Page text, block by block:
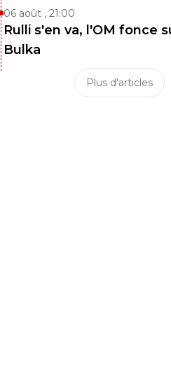
06 août , 21:00
Rulli s'en va, l'OM fonce
Bulka
Plus d'articles